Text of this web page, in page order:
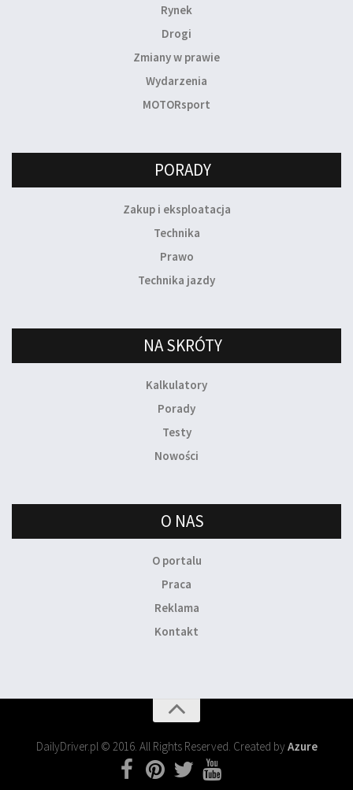
Rynek
Drogi
Zmiany w prawie
Wydarzenia
MOTORsport
PORADY
Zakup i eksploatacja
Technika
Prawo
Technika jazdy
NA SKRÓTY
Kalkulatory
Porady
Testy
Nowości
O NAS
O portalu
Praca
Reklama
Kontakt
DailyDriver.pl © 2016. All Rights Reserved. Created byAzure